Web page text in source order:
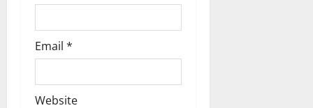
Email *
Website